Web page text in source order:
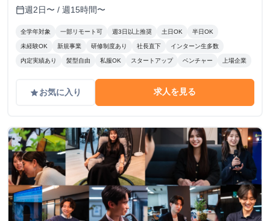
calendar_today週2日〜 / 週15時間〜
全学年対象 一部リモート可 週3日以上推奨 土日OK 半日OK
未経験OK 新規事業 研修制度あり 社長直下 インターン生多数
内定実績あり 髪型自由 私服OK スタートアップ ベンチャー 上場企業
gradeお気に入り 求人を見る